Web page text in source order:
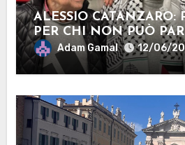
ALESSIO CATANZARO:
PER CHI NON PUÒ
Adam Gamal 12/06/